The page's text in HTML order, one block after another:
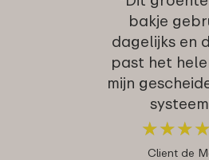
bakje
dagelijks en
past het
mijn
★★★★
★★★★
Client de